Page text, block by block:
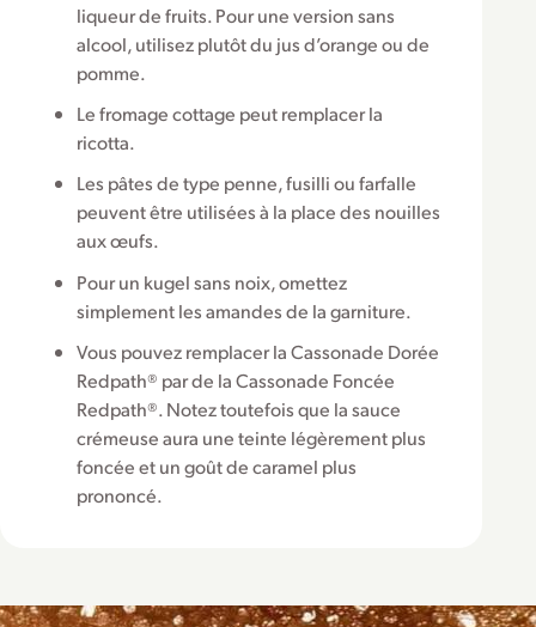
liqueur de fruits. Pour une version sans
alcool, utilisez plutôt du jus d’orange ou de
pomme.
Le fromage cottage peut remplacer la
ricotta.
Les pâtes de type penne, fusilli ou farfalle
peuvent être utilisées à la place des nouilles
aux œufs.
Pour un kugel sans noix, omettez
simplement les amandes de la garniture.
Vous pouvez remplacer la Cassonade Dorée
Redpath® par de la Cassonade Foncée
Redpath®. Notez toutefois que la sauce
crémeuse aura une teinte légèrement plus
foncée et un goût de caramel plus
prononcé.